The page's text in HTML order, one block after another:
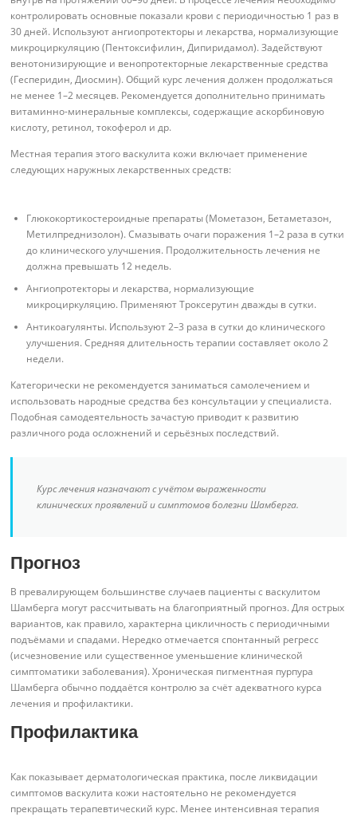
контролировать основные показали крови с периодичностью 1 раз в
30 дней. Используют ангиопротекторы и лекарства, нормализующие
микроциркуляцию (Пентоксифилин, Дипиридамол). Задействуют
венотонизирующие и венопротекторные лекарственные средства
(Гесперидин, Диосмин). Общий курс лечения должен продолжаться
не менее 1–2 месяцев. Рекомендуется дополнительно принимать
витаминно-минеральные комплексы, содержащие аскорбиновую
кислоту, ретинол, токоферол и др.
Местная терапия этого васкулита кожи включает применение
следующих наружных лекарственных средств:
Глюкокортикостероидные препараты (Мометазон, Бетаметазон,
Метилпреднизолон). Смазывать очаги поражения 1–2 раза в сутки
до клинического улучшения. Продолжительность лечения не
должна превышать 12 недель.
Ангиопротекторы и лекарства, нормализующие
микроциркуляцию. Применяют Троксерутин дважды в сутки.
Антикоагулянты. Используют 2–3 раза в сутки до клинического
улучшения. Средняя длительность терапии составляет около 2
недели.
Категорически не рекомендуется заниматься самолечением и
использовать народные средства без консультации у специалиста.
Подобная самодеятельность зачастую приводит к развитию
различного рода осложнений и серьёзных последствий.
Курс лечения назначают с учётом выраженности
клинических проявлений и симптомов болезни Шамберга.
Прогноз
В превалирующем большинстве случаев пациенты с васкулитом
Шамберга могут рассчитывать на благоприятный прогноз. Для острых
вариантов, как правило, характерна цикличность с периодичными
подъёмами и спадами. Нередко отмечается спонтанный регресс
(исчезновение или существенное уменьшение клинической
симптоматики заболевания). Хроническая пигментная пурпура
Шамберга обычно поддаётся контролю за счёт адекватного курса
лечения и профилактики.
Профилактика
Как показывает дерматологическая практика, после ликвидации
симптомов васкулита кожи настоятельно не рекомендуется
прекращать терапевтический курс. Менее интенсивная терапия